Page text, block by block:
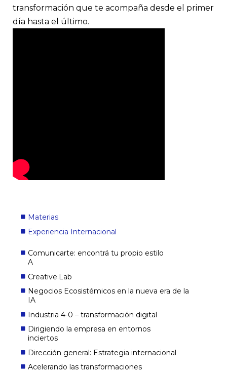
transformación que te acompaña desde el primer
día hasta el último.
Materias
Experiencia Internacional
Comunicarte: encontrá tu propio estilo
A
Creative.Lab
Negocios Ecosistémicos en la nueva era de la
IA
Industria 4-0 – transformación digital
Dirigiendo la empresa en entornos
inciertos
Dirección general: Estrategia internacional
Acelerando las transformaciones